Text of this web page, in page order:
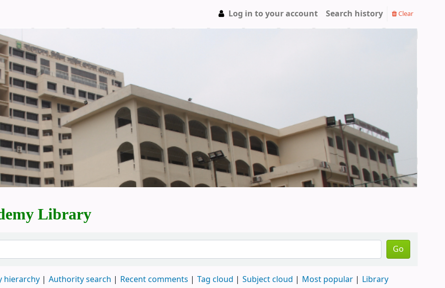
Log in to your account Search history Clear
Library
Go
hierarchy Authority search Recent comments Tag cloud Subject cloud Most popular Library